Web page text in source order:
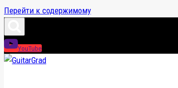
Перейти к содержимому
YouTube